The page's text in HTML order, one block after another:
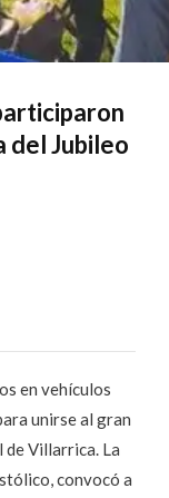
del Jubileo
en vehículos
unirse al gran
de Villarrica. La
convocó a